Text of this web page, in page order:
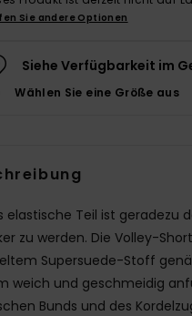
Sie andere Optionen
Siehe Verfügbarkeit im
Wählen Sie eine Größe aus
elastische Teil ist geradezu
zu werden. Die Volley-
Supersuede-Stoff
weich und geschmeidig
Bunds und des